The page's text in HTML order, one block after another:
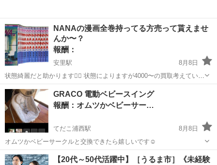
NANAの漫画全巻持ってる方売って貰えませ
んか〜？
報酬：
安里駅
8月8日
状態綺麗だと助かります🙇‍♀️ 状態によりますが4000〜の買取考えていま
す‼️沖縄 那覇市 買いたい/ください
GRACO 電動ベビースイング
報酬：オムツかベビーサー…
てだこ浦西駅
8月8日
オムツかベビーサークルと交換できたら嬉しいです☺️
沖縄 名護市 てだこ浦西駅 交換したい
【20代～50代活躍中】［うるま市］《未経験